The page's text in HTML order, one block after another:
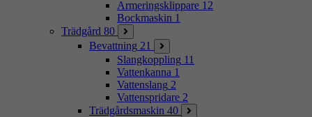
Armeringsklippare 12
Bockmaskin 1
Trädgård 80
Bevattning 21
Slangkoppling 11
Vattenkanna 1
Vattenslang 2
Vattenspridare 2
Trädgårdsmaskin 40